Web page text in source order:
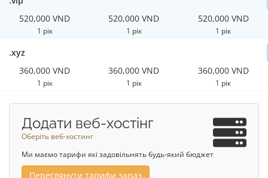
520,000 VND
1 рік
520,000 VND
1 рік
520,000 VND
1 рік
.xyz
360,000 VND
1 рік
360,000 VND
1 рік
360,000 VND
1 рік
Додати веб-хостінг
Оберіть веб-хостинг
Ми маємо тарифи які задовільнять будь-який бюджет
Переглянути тарифи зараз